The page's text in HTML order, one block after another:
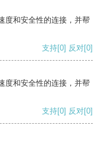
度和安全性的连接，并帮
支持[0] 反对[0]
度和安全性的连接，并帮
支持[0] 反对[0]